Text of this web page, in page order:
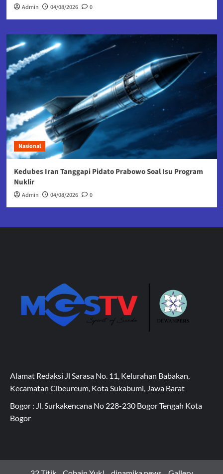
Admin 04/08/2026 0
Nasional
Kedubes Iran Tanggapi Pidato Prabowo Soal Isu Program
Nuklir
Admin 04/08/2026 0
Alamat Redaksi Jl Sarasa No. 11, Kelurahan Babakan,
Kecamatan Cibeureum, Kota Sukabumi, Jawa Barat
Bogor : Jl. Surkakencana No 228-230 Bogor Tengah Kota
Bogor